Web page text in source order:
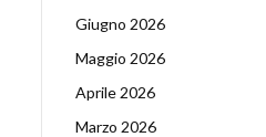
Giugno 2026
Maggio 2026
Aprile 2026
Marzo 2026